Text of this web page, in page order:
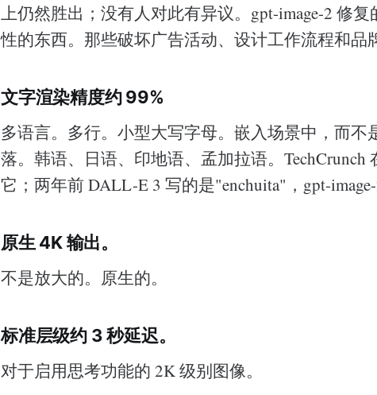
上仍然胜出；没有人对此有异议。gpt-image-2 修
性的东西。那些破坏广告活动、设计工作流程和品
文字渲染精度约 99%
多语言。多行。小型大写字母。嵌入场景中，而不
落。韩语、日语、印地语、孟加拉语。TechCrunch
它；两年前 DALL-E 3 写的是"enchuita"，gpt-
原生 4K 输出。
不是放大的。原生的。
标准层级约 3 秒延迟。
对于启用思考功能的 2K 级别图像。